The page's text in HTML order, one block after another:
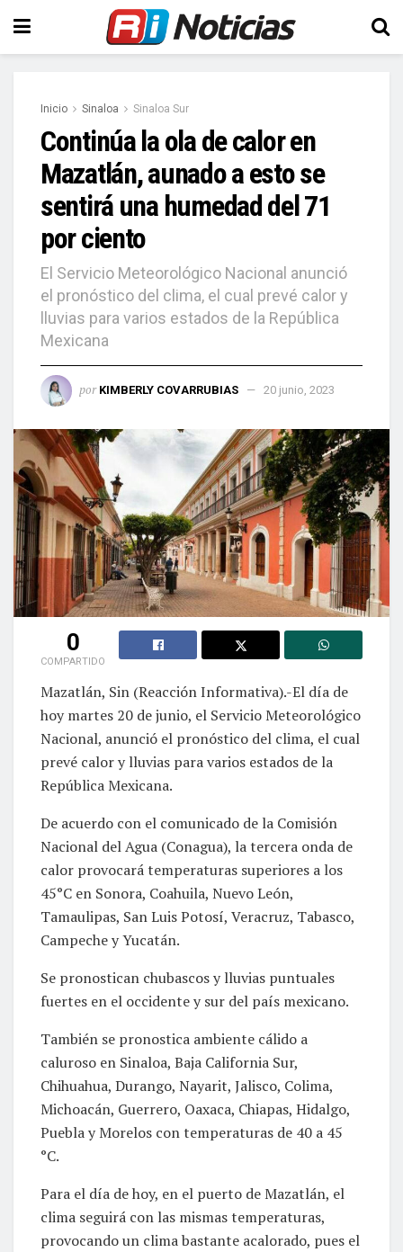
Inicio Sinaloa Sinaloa Sur
Continúa la ola de calor en
Mazatlán, aunado a esto se
sentirá una humedad del 71
por ciento
El Servicio Meteorológico Nacional anunció
el pronóstico del clima, el cual prevé calor y
lluvias para varios estados de la República
Mexicana
por KIMBERLY COVARRUBIAS 20 junio, 2023
0
COMPARTIDO
Mazatlán, Sin (Reacción Informativa).-El día de
hoy martes 20 de junio, el Servicio Meteorológico
Nacional, anunció el pronóstico del clima, el cual
prevé calor y lluvias para varios estados de la
República Mexicana.
De acuerdo con el comunicado de la Comisión
Nacional del Agua (Conagua), la tercera onda de
calor provocará temperaturas superiores a los
45°C en Sonora, Coahuila, Nuevo León,
Tamaulipas, San Luis Potosí, Veracruz, Tabasco,
Campeche y Yucatán.
Se pronostican chubascos y lluvias puntuales
fuertes en el occidente y sur del país mexicano.
También se pronostica ambiente cálido a
caluroso en Sinaloa, Baja California Sur,
Chihuahua, Durango, Nayarit, Jalisco, Colima,
Michoacán, Guerrero, Oaxaca, Chiapas, Hidalgo,
Puebla y Morelos con temperaturas de 40 a 45
°C.
Para el día de hoy, en el puerto de Mazatlán, el
clima seguirá con las mismas temperaturas,
provocando un clima bastante acalorado, pues el